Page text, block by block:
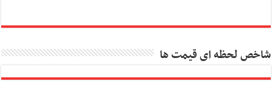
شاخص لحظه ای قیمت ها